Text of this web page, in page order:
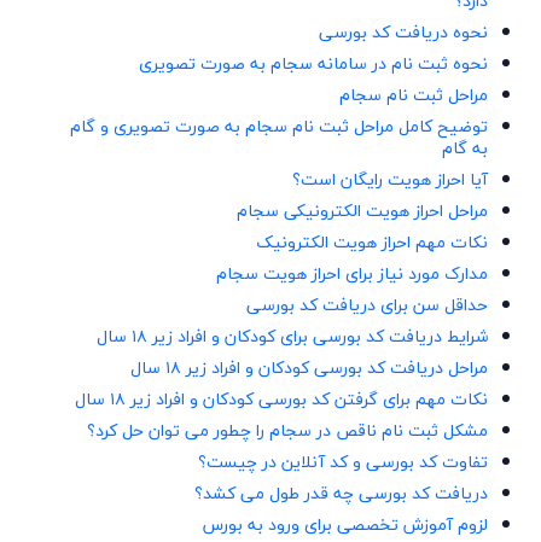
نحوه دریافت کد بورسی
نحوه ثبت نام در سامانه سجام به صورت تصویری
مراحل ثبت نام سجام
توضیح کامل مراحل ثبت نام سجام به صورت تصویری و گام
به گام
آیا احراز هویت رایگان است؟
مراحل احراز هویت الکترونیکی سجام
نکات مهم احراز هویت الکترونیک
مدارک مورد نیاز برای احراز هویت سجام
حداقل سن برای دریافت کد بورسی
شرایط دریافت کد بورسی برای کودکان و افراد زیر ۱۸ سال
مراحل دریافت کد بورسی کودکان و افراد زیر ۱۸ سال
نکات مهم برای گرفتن کد بورسی کودکان و افراد زیر ۱۸ سال
مشکل ثبت نام ناقص در سجام را چطور می توان حل کرد؟
تفاوت کد بورسی و کد آنلاین در چیست؟
دریافت کد بورسی چه قدر طول می کشد؟
لزوم آموزش تخصصی برای ورود به بورس